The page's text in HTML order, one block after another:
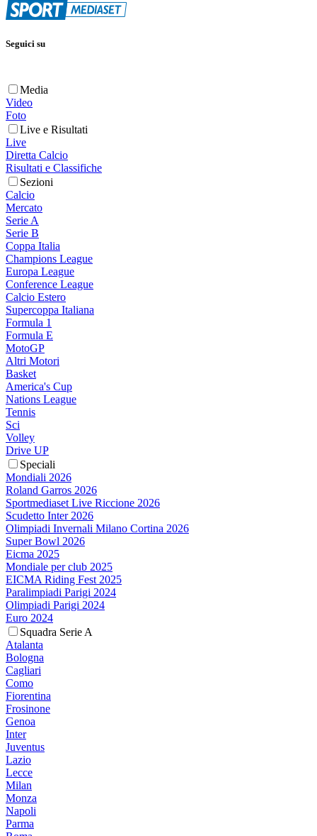
Seguici su
Media
Video
Foto
Live e Risultati
Live
Diretta Calcio
Risultati e Classifiche
Sezioni
Calcio
Mercato
Serie A
Serie B
Coppa Italia
Champions League
Europa League
Conference League
Calcio Estero
Supercoppa Italiana
Formula 1
Formula E
MotoGP
Altri Motori
Basket
America's Cup
Nations League
Tennis
Sci
Volley
Drive UP
Speciali
Mondiali 2026
Roland Garros 2026
Sportmediaset Live Riccione 2026
Scudetto Inter 2026
Olimpiadi Invernali Milano Cortina 2026
Super Bowl 2026
Eicma 2025
Mondiale per club 2025
EICMA Riding Fest 2025
Paralimpiadi Parigi 2024
Olimpiadi Parigi 2024
Euro 2024
Squadra Serie A
Atalanta
Bologna
Cagliari
Como
Fiorentina
Frosinone
Genoa
Inter
Juventus
Lazio
Lecce
Milan
Monza
Napoli
Parma